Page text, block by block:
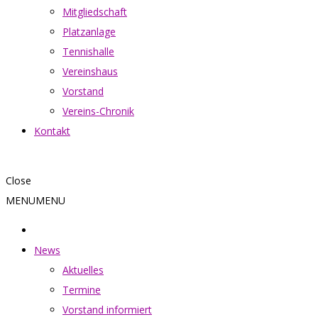
Mitgliedschaft
Platzanlage
Tennishalle
Vereinshaus
Vorstand
Vereins-Chronik
Kontakt
Close
MENUMENU
News
Aktuelles
Termine
Vorstand informiert